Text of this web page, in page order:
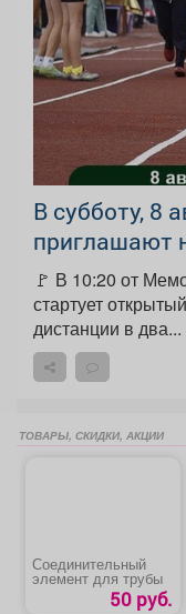
В субботу, 8
приглашают
🚩 В 10:20 от
стартует
дистанции в два...
ТОВАРЫ, СКИДКИ, АКЦИИ
Соединительный
элемент для трубы
50 руб.